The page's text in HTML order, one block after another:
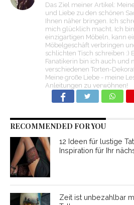
Das Ziel meiner Artikel:
und Liebe zu den schönen
Ihnen näher bringen. Ich
mich glücklich macht. Ich
einzigartigen Möbeln, kann
Möbelgeschäft verbringen
schlichten Tisch schreiben :)
Fanatikerin bin ich auch und
verschiedenen Torten-
Meine große Liebe - meine
Anleitungen zu verwöhnen!
RECOMMENDED FOR YOU
12 Ideen für lustige
Inspiration für Ihr
Zeit ist unbezahlbar